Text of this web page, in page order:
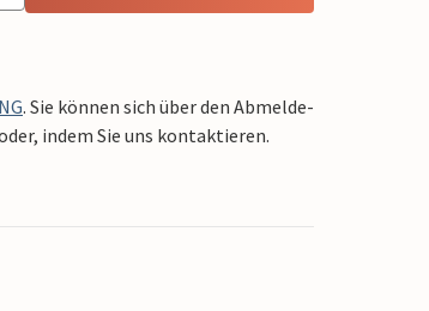
. Sie können sich über den Abmelde-
indem Sie uns kontaktieren.